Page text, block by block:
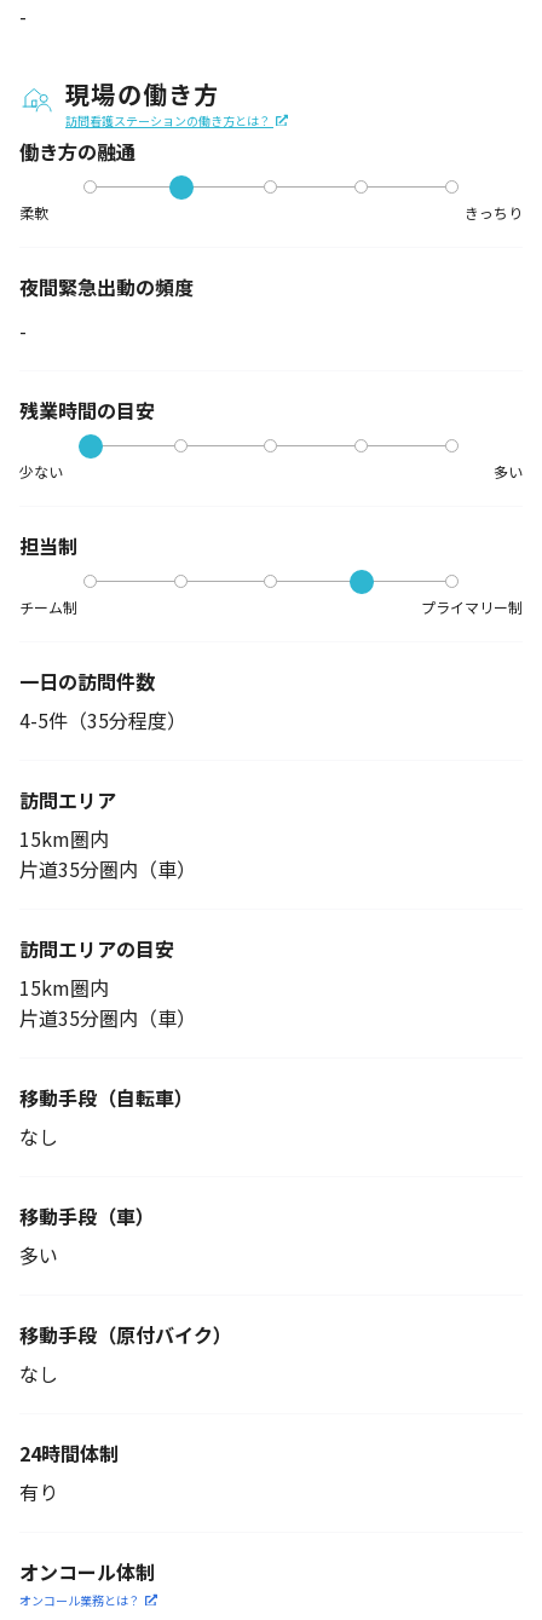
-
現場の働き方
訪問看護ステーションの働き方とは？
働き方の融通
柔軟 きっちり
夜間緊急出動の頻度
-
残業時間の目安
少ない 多い
担当制
チーム制 プライマリー制
一日の訪問件数
4-5件（35分程度）
訪問エリア
15km圏内
片道35分圏内（車）
訪問エリアの目安
15km圏内
片道35分圏内（車）
移動手段 （自転車）
なし
移動手段（車）
多い
移動手段 （原付バイク）
なし
24時間体制
有り
オンコール体制
オンコール業務とは？